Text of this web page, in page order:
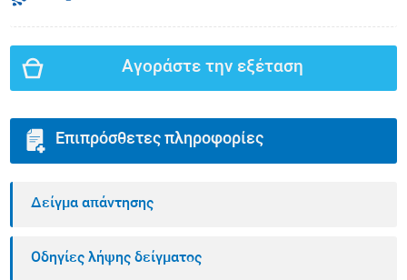
Αγοράστε την εξέταση
Επιπρόσθετες πληροφορίες
Δείγμα απάντησης
Οδηγίες λήψης δείγματος